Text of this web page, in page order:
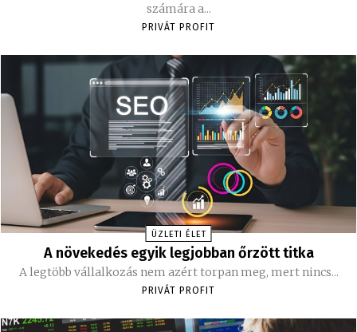
számára a...
PRIVÁT PROFIT
ÜZLETI ÉLET
A növekedés egyik legjobban őrzött titka
A legtöbb vállalkozás nem azért torpan meg, mert nincs...
PRIVÁT PROFIT